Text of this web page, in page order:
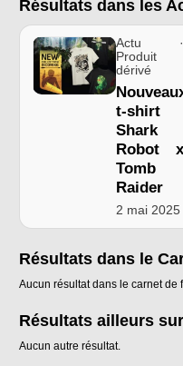
Résultats dans les
Actu ·
Produit
dérivé
t-shirt
Shark
Robot x
Tomb
Raider
2 mai 2025
Résultats dans le
Aucun résultat dans le carnet de
Résultats ailleurs
Aucun autre résultat.